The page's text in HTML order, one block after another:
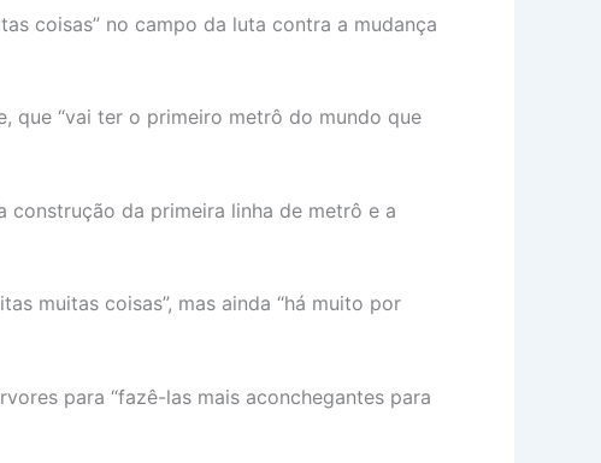
coisas” no campo da luta contra a mudança
que “vai ter o primeiro metrô do mundo que
construção da primeira linha de metrô e a
muitas coisas”, mas ainda “há muito por
para “fazê-las mais aconchegantes para